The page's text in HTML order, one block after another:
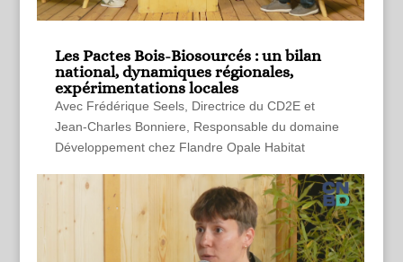
Les Pactes Bois-Biosourcés : un bilan
national, dynamiques régionales,
expérimentations locales
Avec Frédérique Seels, Directrice du CD2E et
Jean-Charles Bonniere, Responsable du domaine
Développement chez Flandre Opale Habitat